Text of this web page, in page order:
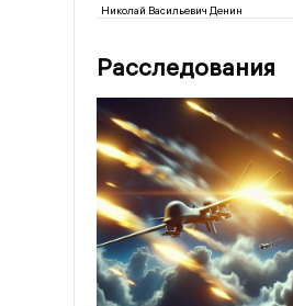
Николай Васильевич Денин
Расследования